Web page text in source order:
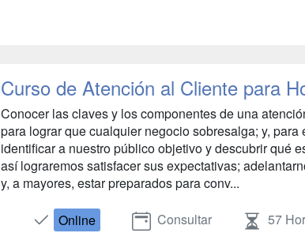
Curso de Atención al Cliente para
Conocer las claves y los componentes de una
para lograr que cualquier negocio sobresalga; y,
identificar a nuestro público objetivo y descubrir qué
así lograremos satisfacer sus expectativas;
y, a mayores, estar preparados para conv...
Online Consultar 57